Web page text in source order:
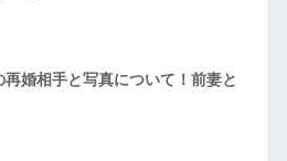
再婚相手と写真について！前妻と